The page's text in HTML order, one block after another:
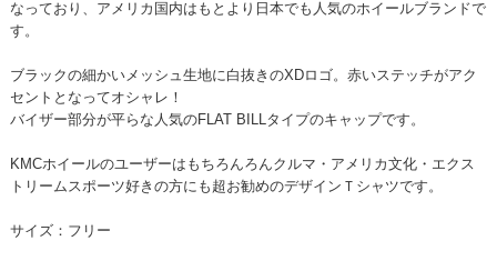
なっており、アメリカ国内はもとより日本でも人気のホイールブランドで
す。
ブラックの細かいメッシュ生地に白抜きのXDロゴ。赤いステッチがアク
セントとなってオシャレ！
バイザー部分が平らな人気のFLAT BILLタイプのキャップです。
KMCホイールのユーザーはもちろんろんクルマ・アメリカ文化・エクス
トリームスポーツ好きの方にも超お勧めのデザインＴシャツです。
サイズ：フリー